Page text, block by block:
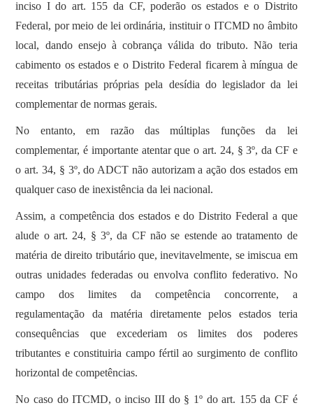
inciso I do art. 155 da CF, poderão os estados e o Distrito
Federal, por meio de lei ordinária, instituir o ITCMD no âmbito
local, dando ensejo à cobrança válida do tributo. Não teria
cabimento os estados e o Distrito Federal ficarem à míngua de
receitas tributárias próprias pela desídia do legislador da lei
complementar de normas gerais.
No entanto, em razão das múltiplas funções da lei
complementar, é importante atentar que o art. 24, § 3º, da CF e
o art. 34, § 3º, do ADCT não autorizam a ação dos estados em
qualquer caso de inexistência da lei nacional.
Assim, a competência dos estados e do Distrito Federal a que
alude o art. 24, § 3º, da CF não se estende ao tratamento de
matéria de direito tributário que, inevitavelmente, se imiscua em
outras unidades federadas ou envolva conflito federativo. No
campo dos limites da competência concorrente, a
regulamentação da matéria diretamente pelos estados teria
consequências que excederiam os limites dos poderes
tributantes e constituiria campo fértil ao surgimento de conflito
horizontal de competências.
No caso do ITCMD, o inciso III do § 1º do art. 155 da CF é